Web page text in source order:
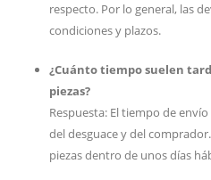
respecto. Por lo general, las
condiciones y plazos.
¿Cuánto tiempo suelen
piezas?
Respuesta: El tiempo de
del desguace y del
piezas dentro de unos días